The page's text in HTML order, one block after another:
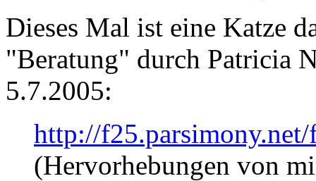
Dieses Mal ist eine Katze
"Beratung" durch Patricia
5.7.2005:
http://
(Hervorhebungen von